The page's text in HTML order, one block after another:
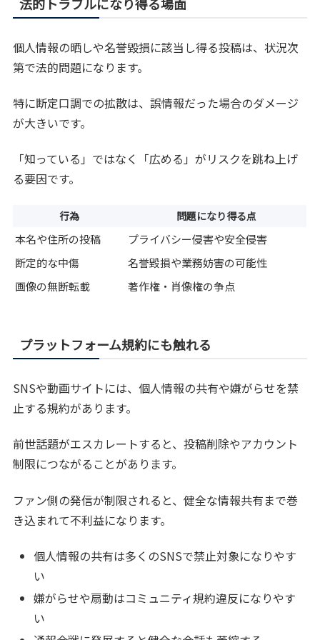
個人情報の晒しや名誉毀損に該当し得る投稿は、状況次
第で法的問題になります。
特に断定口調での拡散は、誤情報だった場合のダメージ
が大きいです。
「知っている」ではなく「広める」がリスクを跳ね上げ
る要因です。
行為 問題になり得る点
本名や住所の投稿
プライバシー侵害や安全侵害
断定的な中傷
名誉毀損や業務妨害の可能性
画像の無断転載
著作権・肖像権の争点
プラットフォーム規約にも触れる
SNSや動画サイトには、個人情報の共有や嫌がらせを禁
止する規約があります。
前世話題がエスカレートすると、投稿削除やアカウント
制限につながることがあります。
ファン側の発信が制限されると、健全な情報共有まで巻
き込まれて不利益になります。
個人情報の共有は多くのSNSで禁止対象になりやす
い
嫌がらせや扇動はコミュニティ規約違反になりやす
い